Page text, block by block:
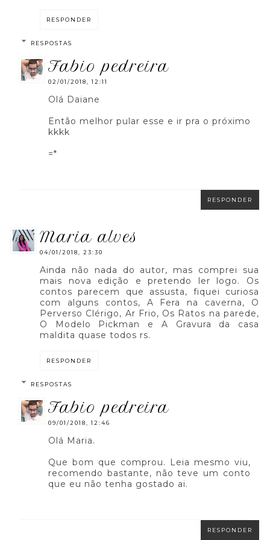
RESPONDER
RESPOSTAS
fabio pedreira
02/01/2018, 12:11
Olá Daiane
Então melhor pular esse e ir pra o próximo
kkkk
=*
RESPONDER
maria alves
04/01/2018, 23:30
Ainda não nada do autor, mas comprei sua
mais nova edição e pretendo ler logo. Os
contos parecem que assusta, fiquei curiosa
com alguns contos, A Fera na caverna, O
Perverso Clérigo, Ar Frio, Os Ratos na parede,
O Modelo Pickman e A Gravura da casa
maldita quase todos rs.
RESPONDER
RESPOSTAS
fabio pedreira
09/01/2018, 12:46
Olá Maria.
Que bom que comprou. Leia mesmo viu,
recomendo bastante, não teve um conto
que eu não tenha gostado ai.
RESPONDER